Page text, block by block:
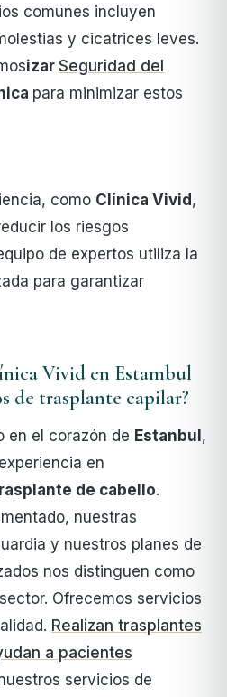
comunes incluyen
y cicatrices leves.
izar Seguridad del
para minimizar estos
como Clínica Vivid ,
los riesgos
de expertos utiliza la
para garantizar
Vivid en Estambul
de trasplante capilar?
en el corazón de Estanbul ,
en
de cabello.
nuestras
y nuestros planes de
nos distinguen como
Ofrecemos servicios
Realizan trasplantes
a pacientes
servicios de